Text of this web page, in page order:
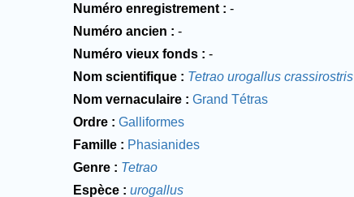
Numéro enregistrement
-
Numéro ancien
-
Numéro vieux fonds
-
Nom scientifique
Tetrao urogallus crassirostris
Nom vernaculaire
Grand Tétras
Ordre
Galliformes
Famille
Phasianides
Genre
Tetrao
Espèce
urogallus